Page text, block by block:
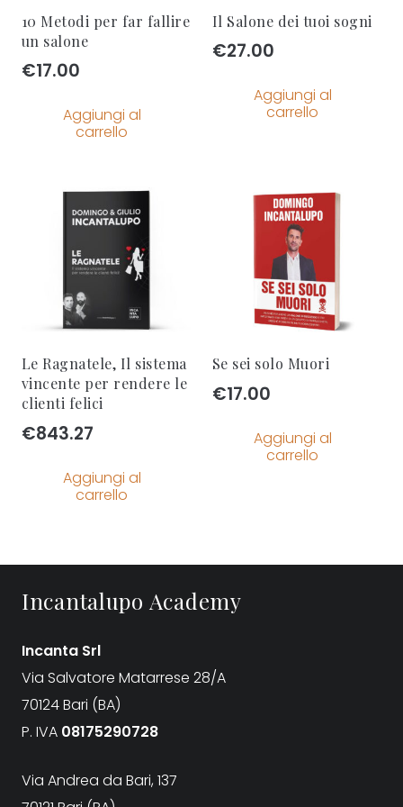
10 Metodi per far fallire
un salone
€17.00
Aggiungi al
carrello
Il Salone dei tuoi sogni
€27.00
Aggiungi al
carrello
Le Ragnatele, Il sistema
vincente per rendere le
clienti felici
€843.27
Aggiungi al
carrello
Se sei solo Muori
€17.00
Aggiungi al
carrello
Incantalupo Academy
Incanta Srl
Via Salvatore Matarrese 28/A
70124 Bari (BA)
P. IVA 08175290728
Via Andrea da Bari, 137